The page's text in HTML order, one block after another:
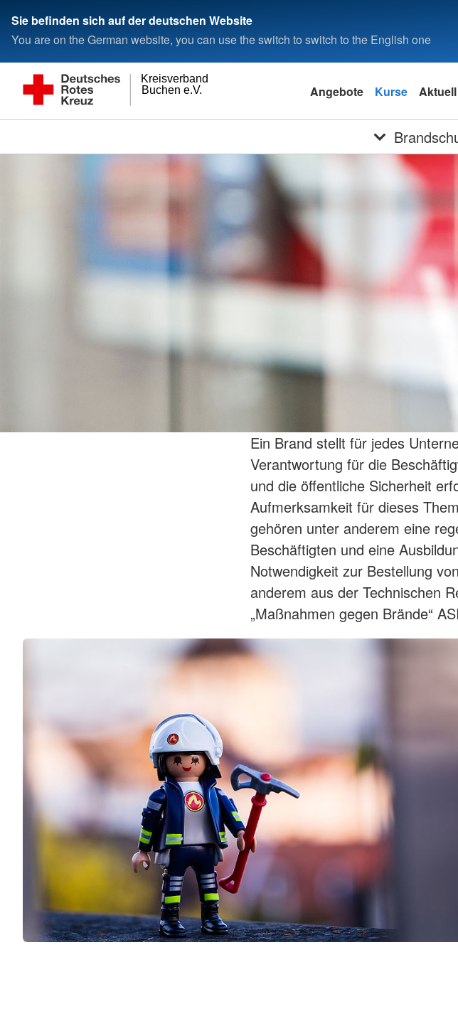
Sie befinden sich auf der deutschen Website
You are on the German website, you can use the switch to switch to the English one
Buchen e.V.
Kreisverband
Angebote Kurse Aktuell
Ein Brand stellt für jedes
Verantwortung für die
und die öffentliche Sicherheit
Aufmerksamkeit für dieses
gehören unter anderem eine
Beschäftigten und eine
Notwendigkeit zur Bestellung
anderem aus der Technischen
„Maßnahmen gegen Brände“